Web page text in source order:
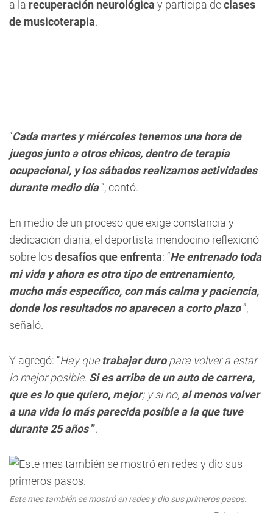
a la recuperación neurológica y participa declases
de musicoterapia.
“Cada martes y miércoles tenemos una hora de
juegos junto a otros chicos, dentro de terapia
ocupacional, y los sábados realizamos actividades
durante medio día”, contó.
En medio de un proceso que exige constancia y
dedicación diaria, el deportista mendocino reflexionó
sobre los desafíos que enfrenta: “He entrenado toda
mi vida y ahora es otro tipo de entrenamiento,
mucho más específico, con más calma y paciencia,
donde los resultados no aparecen a corto plazo”,
señaló.
Y agregó: “Hay quetrabajar duropara volver a estar
lo mejor posible. Si es arriba de un auto de carrera,
que es lo que quiero, mejor; y si no, al menos volver
a una vida lo más parecida posible a la que tuve
durante 25 años”.
Este mes también se mostró en redes y dio sus primeros pasos.